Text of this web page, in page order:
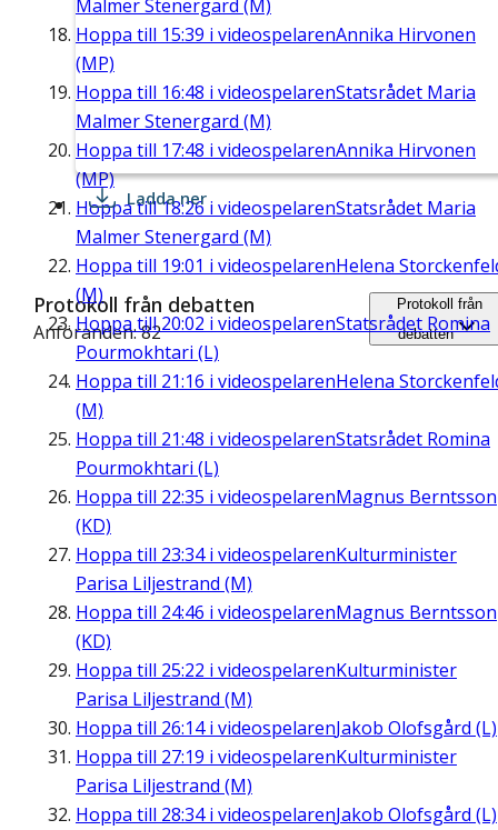
Malmer Stenergard (M)
Hoppa till 15:39 i videospelarenAnnika Hirvonen
(MP)
Hoppa till 16:48 i videospelarenStatsrådet Maria
Malmer Stenergard (M)
Hoppa till 17:48 i videospelarenAnnika Hirvonen
(MP)
Hoppa till18:26 i videospelarenStatsrådet Maria
Malmer Stenergard (M)
Hoppa till 19:01 i videospelarenHelena
(M)
Hoppa till20:02 i videospelarenStatsrådet Romina
Pourmokhtari (L)
Hoppa till 21:16 i videospelarenHelena
(M)
Hoppa till 21:48 i videospelarenStatsrådet Romina
Pourmokhtari (L)
Hoppa till 22:35 i videospelarenMagnus Berntsson
(KD)
Hoppa till 23:34i videospelarenKulturminister
Parisa Liljestrand (M)
Hoppa till 24:46 i videospelarenMagnus Berntsson
(KD)
Hoppa till 25:22 i videospelarenKulturminister
Parisa Liljestrand (M)
Hoppa till 26:14i videospelarenJakob Olofsgård (L)
Hoppa till 27:19 i videospelarenKulturminister
Parisa Liljestrand (M)
Hoppa till 28:34i videospelarenJakob Olofsgård (L)
Ladda ner
Protokoll från debatten
Anföranden: 82
Protokoll från
debatten